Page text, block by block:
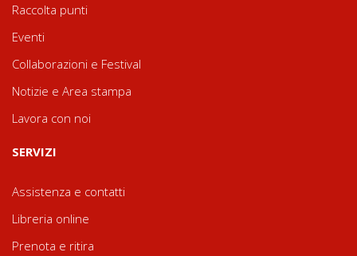
Raccolta punti
Eventi
Collaborazioni e Festival
Notizie e Area stampa
Lavora con noi
SERVIZI
Assistenza e contatti
Libreria online
Prenota e ritira